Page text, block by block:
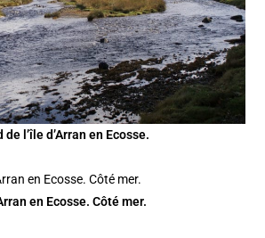
l’île d’Arran en Ecosse.
en Ecosse. Côté mer.